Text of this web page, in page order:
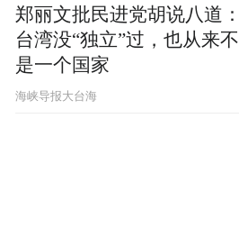
郑丽文批民进党胡说八道：
台湾没“独立”过，也从来不
是一个国家
​海峡导报大台海